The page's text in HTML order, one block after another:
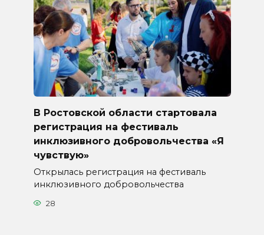
В Ростовской области стартовала
регистрация на фестиваль
инклюзивного добровольчества «Я
чувствую»
Открылась регистрация на фестиваль
инклюзивного добровольчества
28